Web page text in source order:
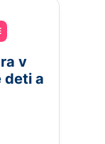
v
deti a